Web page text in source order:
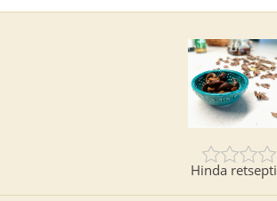
Hinda retsepti